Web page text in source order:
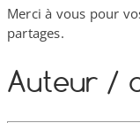
Merci à vous pour
partages.
Auteur /​